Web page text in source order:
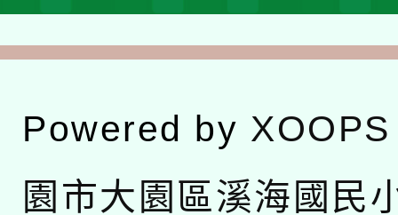
Powered by XOOPS
園市大園區溪海國民